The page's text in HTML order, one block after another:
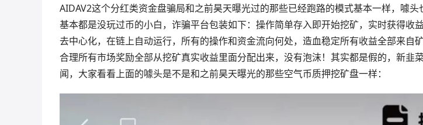
AIDAV2这个分红类资金盘骗局和之前昊天曝光过的那些已经跑路的模式基本一样，噱
基本都是没玩过币的小白，诈骗平台包装如下：操作简单存入即开始挖矿，实时获得收
去中心化，在链上自动运行，所有的操作和资金流向何处，造血稳定所有收益全部来自
合理所有市场奖励全部从挖矿真实收益里面分配出来，没有泡沫！其实都是假的，新韭
闻，大家看看上面的噱头是不是和之前昊天曝光的那些空气币质押挖矿盘一样：